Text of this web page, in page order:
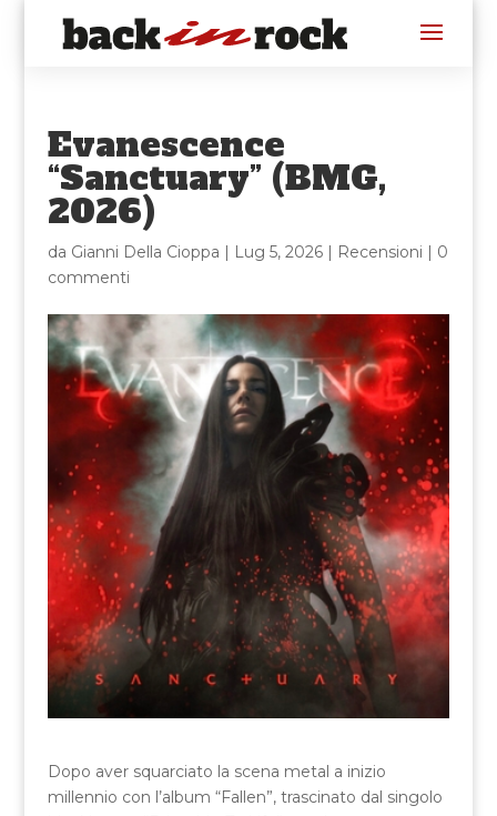
Evanescence
“Sanctuary” (BMG,
2026)
da Gianni Della Cioppa | Lug 5, 2026| Recensioni | 0
commenti
Dopo aver squarciato la scena metal a inizio
millennio con l’album “Fallen”, trascinato dal singolo